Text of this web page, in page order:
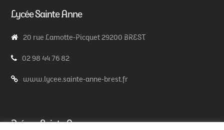
Lycée Sainte Anne
20 rue Lamotte-Picquet 29200 BREST
02 98 44 76 82
www.lycee.sainte-anne-brest.fr
Prépas Sainte Anne